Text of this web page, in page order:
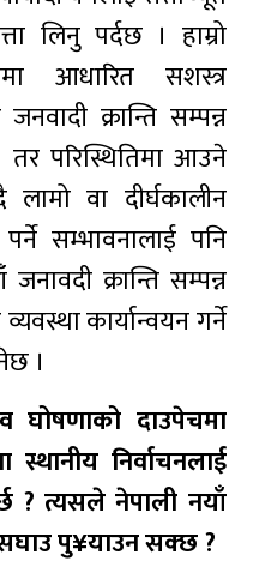
लिनु पर्दछ । हाम्रो
आधारित सशस्त्र
क्रान्ति सम्पन्न
तर परिस्थितिमा आउने
लामो वा दीर्घकालीन
सम्भावनालाई पनि
क्रान्ति सम्पन्न
कार्यान्वयन गर्ने
।
घोषणाको दाउपेचमा
निर्वाचनलाई
? त्यसले नेपाली नयाँ
पु¥याउन सक्छ ?